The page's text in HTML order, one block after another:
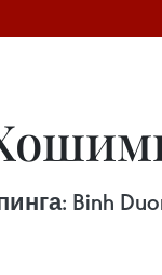
Binh